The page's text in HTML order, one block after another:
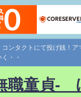
ンタクトにて投げ銭！
・・
童貞-